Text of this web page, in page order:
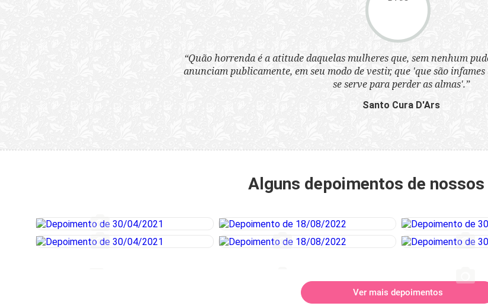
“Quão horrenda é a atitude daquelas mulheres que, sem nenhum
anunciam publicamente, em seu modo de vestir, que 'que são
se serve para perder as almas'.”
Santo Cura D'Ars
Alguns depoimentos de
Ver mais depoimentos